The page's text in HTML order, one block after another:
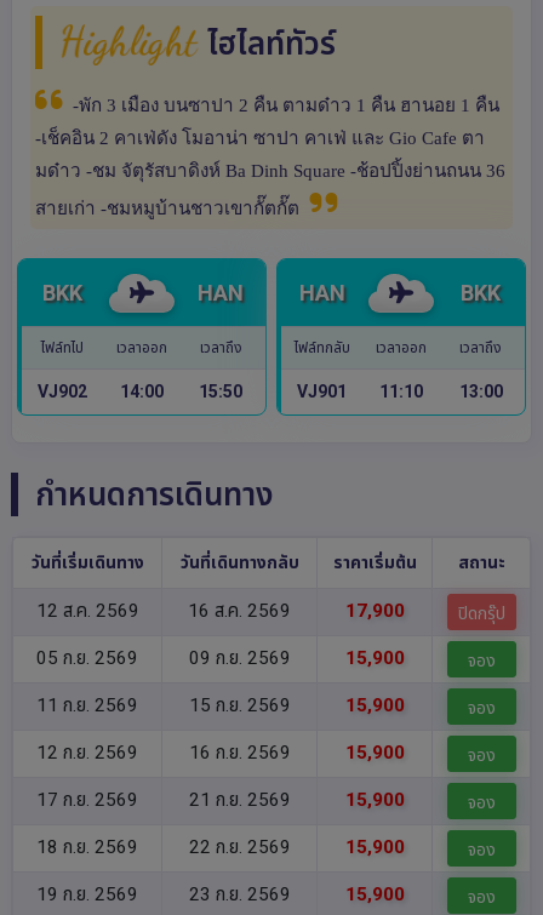
Highlight ไฮไลท์ทัวร์
-พัก 3 เมือง บนซาปา 2 คืน ตามด๋าว 1 คืน ฮานอย 1 คืน
-เช็คอิน 2 คาเฟ่ดัง โมอาน่า ซาปา คาเฟ่ และ Gio Cafe ตา
มด๋าว -ชม จัตุรัสบาดิงห์ Ba Dinh Square -ช้อปปิ้งย่านถนน 36
สายเก่า -ชมหมูบ้านชาวเขากั๊ตกั๊ต
BKK HAN
ไฟล์ทไป เวลาออก เวลาถึง
VJ902 14:00 15:50
HAN BKK
ไฟล์ทกลับ เวลาออก เวลาถึง
VJ901 11:10 13:00
กำหนดการเดินทาง
วันที่เริ่มเดินทาง วันที่เดินทางกลับ ราคาเริ่มต้น สถานะ
12 ส.ค. 2569 16 ส.ค. 2569 17,900 ปิดกรุ๊ป
05 ก.ย. 2569 09 ก.ย. 2569 15,900 จอง
11 ก.ย. 2569 15 ก.ย. 2569 15,900 จอง
12 ก.ย. 2569 16 ก.ย. 2569 15,900 จอง
17 ก.ย. 2569 21 ก.ย. 2569 15,900 จอง
18 ก.ย. 2569 22 ก.ย. 2569 15,900 จอง
19 ก.ย. 2569 23 ก.ย. 2569 15,900 จอง